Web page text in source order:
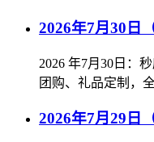
2026年7月30日
2026 年7月30日：
团购、礼品定制，
2026年7月29日